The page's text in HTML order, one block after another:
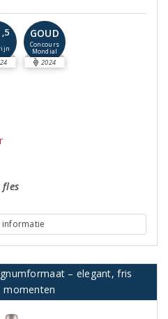
,5 GOUD
Concours
Mondial
2024
fles
informatie
– elegant, fris
momenten